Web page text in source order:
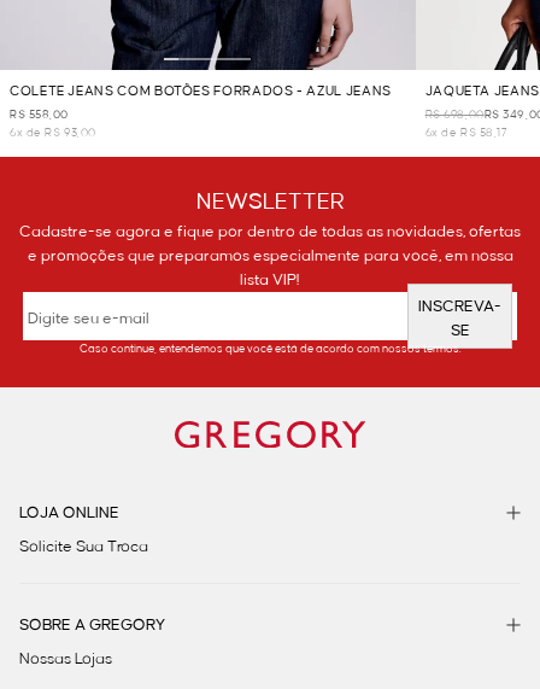
COLETE JEANS COM BOTÕES FORRADOS - AZUL JEANS
R$ 558,00
6x de R$ 93,00
JAQUETA
R$ 698,00R$
6x de R$ 58,17
NEWSLETTER
Cadastre-se agora e fique por dentro de todas as novidades, ofertas
e promoções que preparamos especialmente para você, em nossa
lista VIP!
INSCREVA-
SE
Caso continue, entendemos que você está de acordo com nossos termos.
LOJA ONLINE
Solicite Sua Troca
SOBRE A GREGORY
Nossas Lojas